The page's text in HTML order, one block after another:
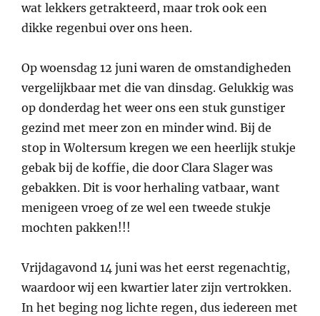
wat lekkers getrakteerd, maar trok ook een
dikke regenbui over ons heen.
Op woensdag 12 juni waren de omstandigheden
vergelijkbaar met die van dinsdag. Gelukkig was
op donderdag het weer ons een stuk gunstiger
gezind met meer zon en minder wind. Bij de
stop in Woltersum kregen we een heerlijk stukje
gebak bij de koffie, die door Clara Slager was
gebakken. Dit is voor herhaling vatbaar, want
menigeen vroeg of ze wel een tweede stukje
mochten pakken!!!
Vrijdagavond 14 juni was het eerst regenachtig,
waardoor wij een kwartier later zijn vertrokken.
In het beging nog lichte regen, dus iedereen met